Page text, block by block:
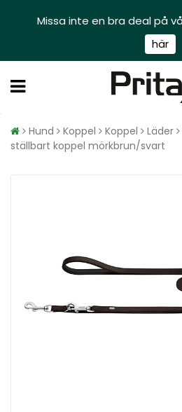
Missa inte en bra deal på
här
Hund Koppel Koppel Läder
ställbart koppel mörkbrun/svart